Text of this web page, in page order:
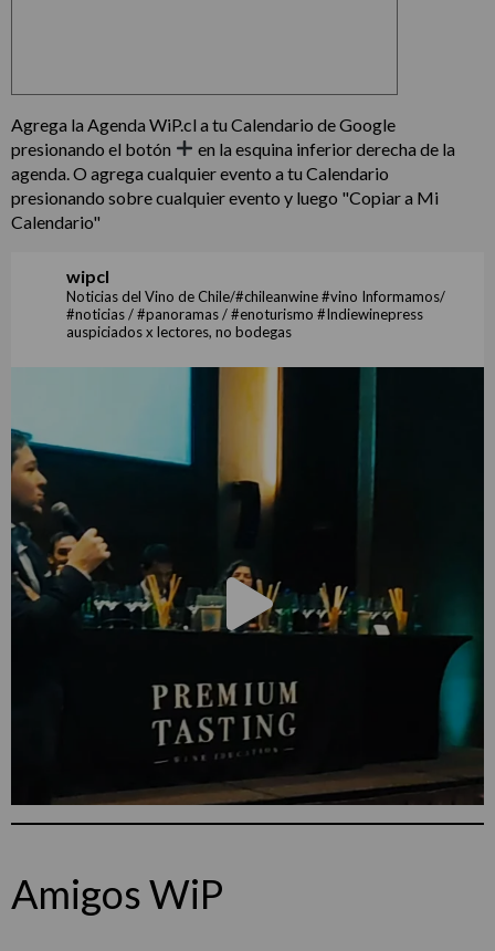
Agrega la Agenda WiP.cl a tu Calendario de Google
presionando el botón
en la esquina inferior derecha de la
agenda. O agrega cualquier evento a tu Calendario
presionando sobre cualquier evento y luego "Copiar a Mi
Calendario"
wipcl
Noticias del Vino de Chile/#chileanwine #vino Informamos/
#noticias / #panoramas / #enoturismo #Indiewinepress
auspiciados x lectores, no bodegas
Amigos WiP